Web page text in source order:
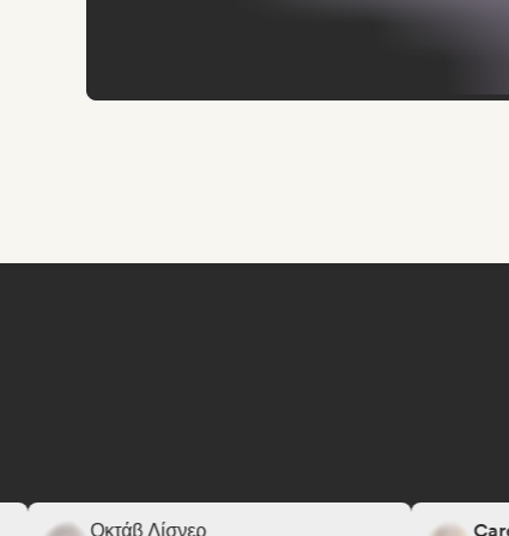
Οκτάβ Λίσνερ Carel